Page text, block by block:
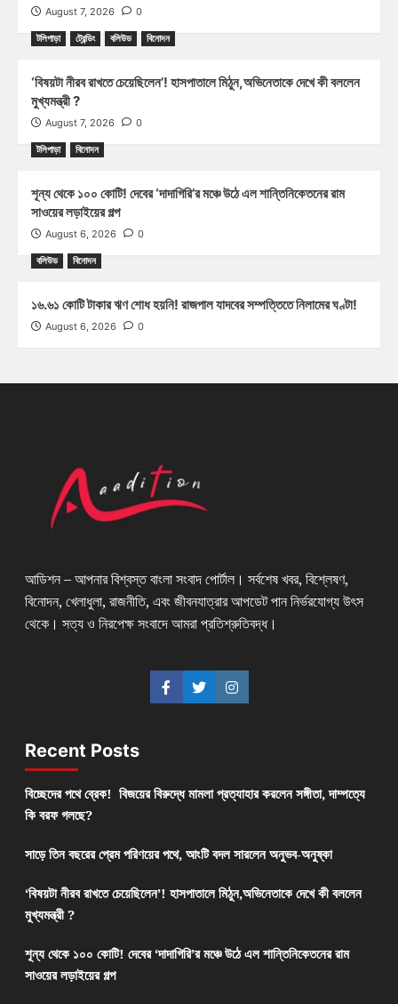
August 7, 2026 0
টলিপাড়া ট্রেন্ডিং বলিউড বিনোদন
‘বিষয়টা নীরব রাখতে চেয়েছিলেন’! হাসপাতালে মিঠুন,অভিনেতাকে দেখে কী বললেন
মুখ্যমন্ত্রী ?
August 7, 2026 0
টলিপাড়া বিনোদন
শূন্য থেকে ১০০ কোটি! দেবের ‘দাদাগিরি’র মঞ্চে উঠে এল শান্তিনিকেতনের রাম
সাওয়ের লড়াইয়ের গল্প
August 6, 2026 0
বলিউড বিনোদন
১৬.৬১ কোটি টাকার ঋণ শোধ হয়নি! রাজপাল যাদবের সম্পত্তিতে নিলামের ঘণ্টা!
August 6, 2026 0
আডিশন – আপনার বিশ্বস্ত বাংলা সংবাদ পোর্টাল। সর্বশেষ খবর, বিশ্লেষণ,
বিনোদন, খেলাধুলা, রাজনীতি, এবং জীবনযাত্রার আপডেট পান নির্ভরযোগ্য উৎস
থেকে। সত্য ও নিরপেক্ষ সংবাদে আমরা প্রতিশ্রুতিবদ্ধ।
Recent Posts
বিচ্ছেদের পথে ব্রেক! বিজয়ের বিরুদ্ধে মামলা প্রত্যাহার করলেন সঙ্গীতা, দাম্পত্যে
কি বরফ গলছে?
সাড়ে তিন বছরের প্রেম পরিণয়ের পথে, আংটি বদল সারলেন অনুভব-অনুষ্কা
‘বিষয়টা নীরব রাখতে চেয়েছিলেন’! হাসপাতালে মিঠুন,অভিনেতাকে দেখে কী বললেন
মুখ্যমন্ত্রী ?
শূন্য থেকে ১০০ কোটি! দেবের ‘দাদাগিরি’র মঞ্চে উঠে এল শান্তিনিকেতনের রাম
সাওয়ের লড়াইয়ের গল্প